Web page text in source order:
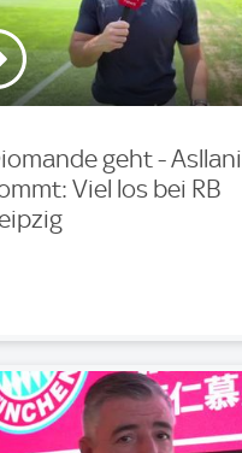
geht - Asllani
Viel los bei RB